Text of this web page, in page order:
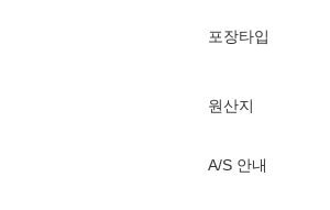
포장타입
원산지
A/S 안내